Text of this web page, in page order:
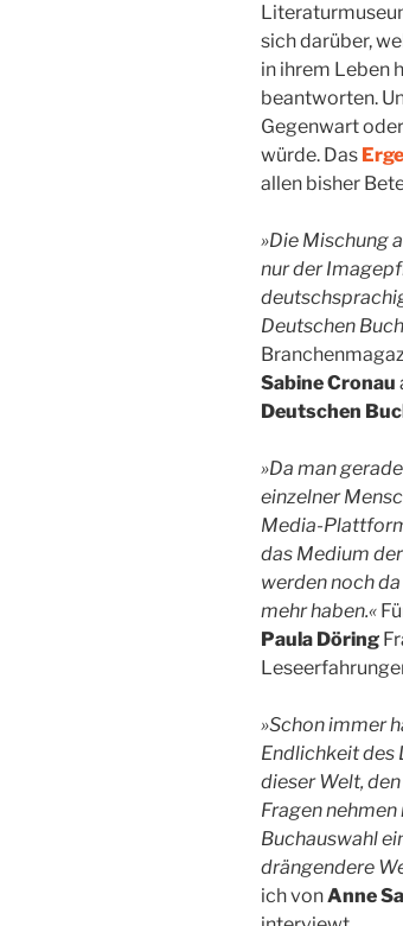
sich darüber,
in ihrem Leben
beantworten.
Gegenwart
würde. Das
allen bisher
»Die Mischung
nur der
Deutschen
Sabine Cronau
Deutschen
»Da man
einzelner
Media-
das Medium
werden noch
mehr haben.«
Paula Döring
»Schon immer
Endlichkeit des
dieser Welt,
Fragen
Buchauswahl
drängendere
ich vonAnne